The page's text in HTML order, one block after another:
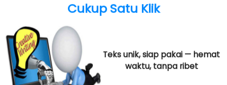
TEMPLATE WORDPRESS
PRODUK DIGITAL
RANGKUMAN AI
Cukup Satu Klik
Teks unik, siap pakai — hemat
waktu, tanpa ribet